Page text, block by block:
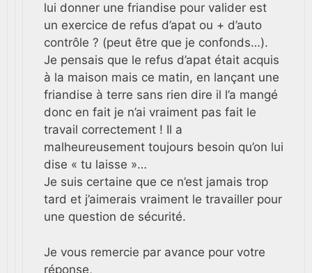
lui donner une friandise pour valider est
un exercice de refus d’apat ou + d’auto
contrôle ? (peut être que je confonds…).
Je pensais que le refus d’apat était acquis
à la maison mais ce matin, en lançant une
friandise à terre sans rien dire il l’a mangé
donc en fait je n’ai vraiment pas fait le
travail correctement ! Il a
malheureusement toujours besoin qu’on lui
dise « tu laisse »…
Je suis certaine que ce n’est jamais trop
tard et j’aimerais vraiment le travailler pour
une question de sécurité.
Je vous remercie par avance pour votre
réponse,